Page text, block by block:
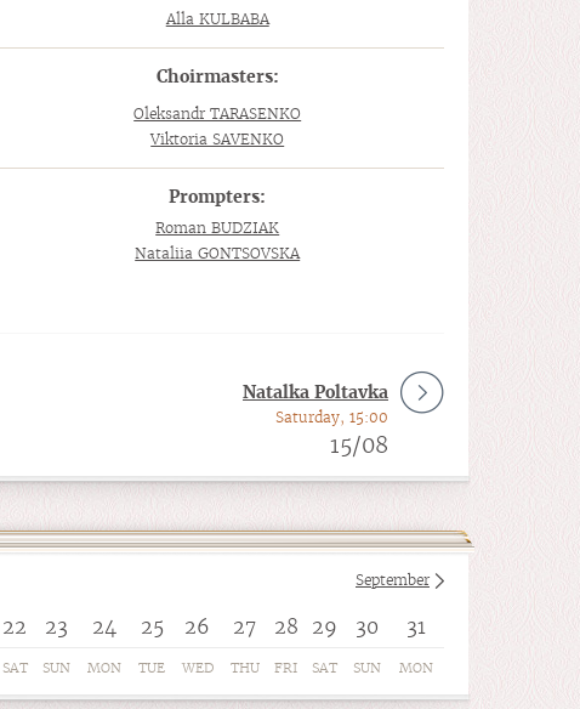
Alla KULBABA
Choirmasters:
Oleksandr TARASENKO
Viktoria SAVENKO
Prompters:
Roman BUDZIAK
Nataliia GONTSOVSKA
Natalka Poltavka
Saturday, 15:00
15/08
September
22 23 24 25 26 27 28 29 30 31
SAT SUN MON TUE WED THU FRI SAT SUN MON